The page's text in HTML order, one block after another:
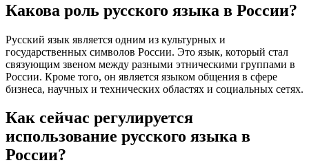
Какова роль русского языка в России?
Русский язык является одним из культурных и
государственных символов России. Это язык, который стал
связующим звеном между разными этническими группами в
России. Кроме того, он является языком общения в сфере
бизнеса, научных и технических областях и социальных сетях.
Как сейчас регулируется
использование русского языка в
России?